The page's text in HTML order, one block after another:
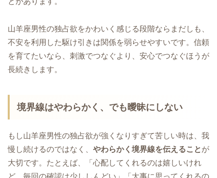
山羊座男性の独占欲をかわいく感じる段階ならまだしも、
不安を利用した駆け引きは関係を弱らせやすいです。信頼
を育てたいなら、刺激でつなぐより、安心でつなぐほうが
長続きします。
境界線はやわらかく、でも曖昧にしない
もし山羊座男性の独占欲が強くなりすぎて苦しい時は、我
慢し続けるのではなく、 やわらかく境界線を伝えることが
大切です。たとえば、「心配してくれるのは嬉しいけれ
ど、毎回の確認は少ししんどい」「大事に思ってくれるの